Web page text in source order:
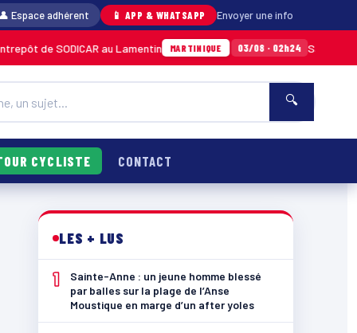
Espace adhérent 📱 APP & WHATSAPP Envoyer une info
au Lamentin MARTINIQUE 03/08 · 02h24 Sainte-Anne : un jeune
🔍
CYCLISTE CONTACT
LES + LUS
1
Sainte-Anne : un jeune homme blessé
par balles sur la plage de l’Anse
Moustique en marge d’un after yoles